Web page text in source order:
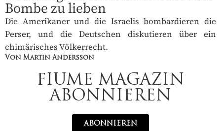
Bombe zu lieben
Die Amerikaner und die Israelis bombardieren die
Perser, und die Deutschen diskutieren über ein
chimärisches Völkerrecht.
Von Martin Andersson
FIUME MAGAZIN
ABONNIEREN
ABONNIEREN